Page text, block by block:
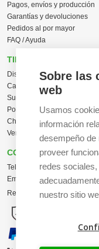
Sobre las
web
Usamos
información
desempeño de
proveer
redes
nuestro sitio
Pagos, envíos y producción
Garantías y devoluciones
Pedidos al por mayor
FAQ / Ayuda
TIENDA ONLINE
Diseña en línea ahora
Camisetas personalizadas
Sudaderas personalizadas
Polos personalizados
Chaquetas Softshell
Ver todas las categorías
CONTACTO
Tel:
+34 665 617 305
Email:
Registro y cupones